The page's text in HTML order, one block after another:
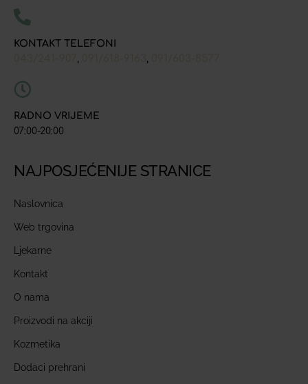
KONTAKT TELEFONI
RADNO VRIJEME
07:00-20:00
NAJPOSJEĆENIJE STRANICE
Naslovnica
Web trgovina
Ljekarne
Kontakt
O nama
Proizvodi na akciji
Kozmetika
Dodaci prehrani